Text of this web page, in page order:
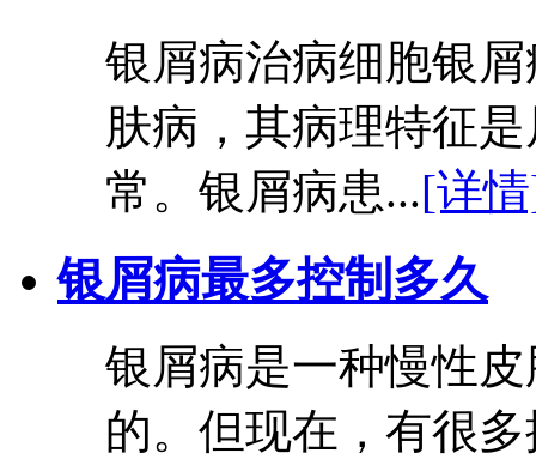
银屑病治病细胞银
肤病，其病理特征
常。银屑病患...[详
银屑病最多控制多久
银屑病是一种慢性
的。但现在，有很